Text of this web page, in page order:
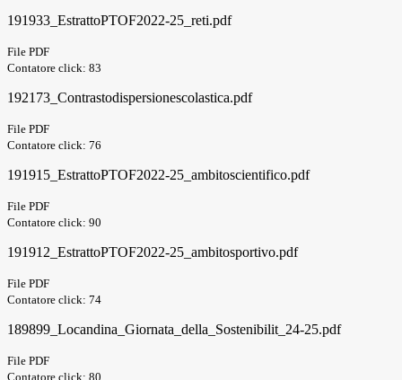
191933_EstrattoPTOF2022-25_reti.pdf
File PDF
Contatore click: 83
192173_Contrastodispersionescolastica.pdf
File PDF
Contatore click: 76
191915_EstrattoPTOF2022-25_ambitoscientifico.pdf
File PDF
Contatore click: 90
191912_EstrattoPTOF2022-25_ambitosportivo.pdf
File PDF
Contatore click: 74
189899_Locandina_Giornata_della_Sostenibilit_24-25.pdf
File PDF
Contatore click: 80